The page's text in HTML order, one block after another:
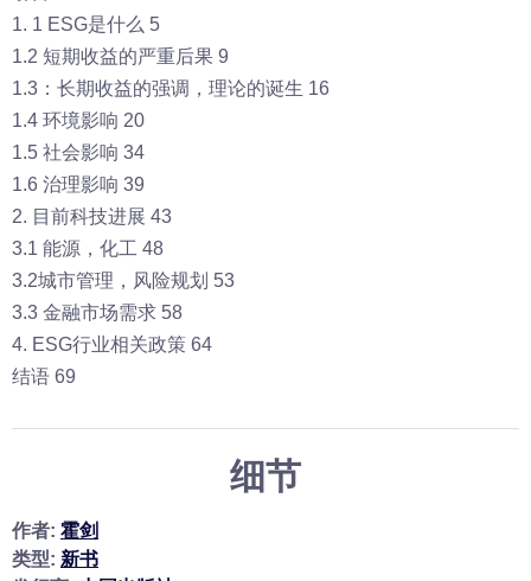
1. 1 ESG是什么 5
1.2 短期收益的严重后果 9
1.3：长期收益的强调，理论的诞生 16
1.4 环境影响 20
1.5 社会影响 34
1.6 治理影响 39
2. 目前科技进展 43
3.1 能源，化工 48
3.2城市管理，风险规划 53
3.3 金融市场需求 58
4. ESG行业相关政策 64
结语 69
细节
作者: 霍剑
类型: 新书